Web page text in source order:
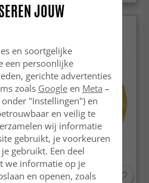
JOUW
en soortgelijke
een persoonlijke
gerichte advertenties
zoals Googleen Meta –
"Instellingen") en
en veilig te
wij informatie
gebruikt, je voorkeuren
gebruikt. Een deel
we informatie op je
en openen, zoals